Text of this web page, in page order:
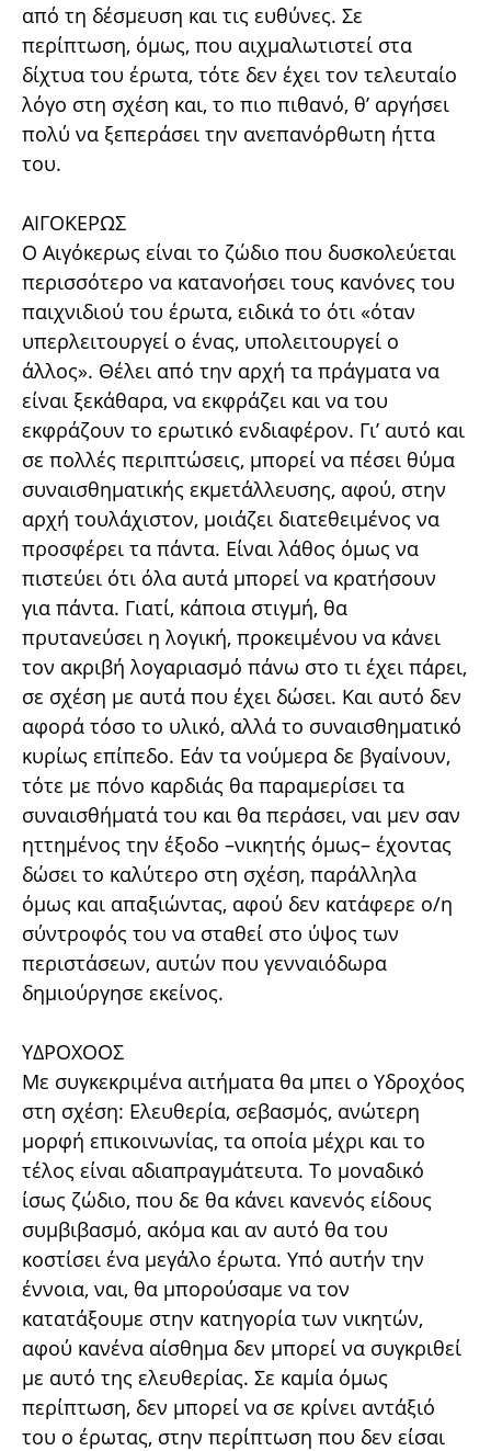
από τη δέσμευση και τις ευθύνες. Σε
περίπτωση, όμως, που αιχμαλωτιστεί στα
δίχτυα του έρωτα, τότε δεν έχει τον τελευταίο
λόγο στη σχέση και, το πιο πιθανό, θ’ αργήσει
πολύ να ξεπεράσει την ανεπανόρθωτη ήττα
του.
ΑΙΓΟΚΕΡΩΣ
Ο Αιγόκερως είναι τo ζώδιο που δυσκολεύεται
περισσότερο να κατανοήσει τους κανόνες του
παιχνιδιού του έρωτα, ειδικά το ότι «όταν
υπερλειτουργεί ο ένας, υπολειτουργεί ο
άλλος». Θέλει από την αρχή τα πράγματα να
είναι ξεκάθαρα, να εκφράζει και να του
εκφράζουν το ερωτικό ενδιαφέρον. Γι’ αυτό και
σε πολλές περιπτώσεις, μπορεί να πέσει θύμα
συναισθηματικής εκμετάλλευσης, αφού, στην
αρχή τουλάχιστον, μοιάζει διατεθειμένος να
προσφέρει τα πάντα. Είναι λάθος όμως να
πιστεύει ότι όλα αυτά μπορεί να κρατήσουν
για πάντα. Γιατί, κάποια στιγμή, θα
πρυτανεύσει η λογική, προκειμένου να κάνει
τον ακριβή λογαριασμό πάνω στο τι έχει πάρει,
σε σχέση με αυτά που έχει δώσει. Και αυτό δεν
αφορά τόσο το υλικό, αλλά το συναισθηματικό
κυρίως επίπεδο. Εάν τα νούμερα δε βγαίνουν,
τότε με πόνο καρδιάς θα παραμερίσει τα
συναισθήματά του και θα περάσει, ναι μεν σαν
ηττημένος την έξοδο –νικητής όμως­– έχοντας
δώσει το καλύτερο στη σχέση, παράλληλα
όμως και απαξιώντας, αφού δεν κατάφερε ο/η
σύντροφός του να σταθεί στο ύψος των
περιστάσεων, αυτών που γενναιόδωρα
δημιούργησε εκείνος.
ΥΔΡΟΧΟΟΣ
Με συγκεκριμένα αιτήματα θα μπει ο Υδροχόος
στη σχέση: Ελευθερία, σεβασμός, ανώτερη
μορφή επικοινωνίας, τα οποία μέχρι και το
τέλος είναι αδιαπραγμάτευτα. Το μοναδικό
ίσως ζώδιο, που δε θα κάνει κανενός είδους
συμβιβασμό, ακόμα και αν αυτό θα του
κοστίσει ένα μεγάλο έρωτα. Υπό αυτήν την
έννοια, ναι, θα μπορούσαμε να τον
κατατάξουμε στην κατηγορία των νικητών,
αφού κανένα αίσθημα δεν μπορεί να συγκριθεί
με αυτό της ελευθερίας. Σε καμία όμως
περίπτωση, δεν μπορεί να σε κρίνει αντάξιό
του ο έρωτας, στην περίπτωση που δεν είσαι